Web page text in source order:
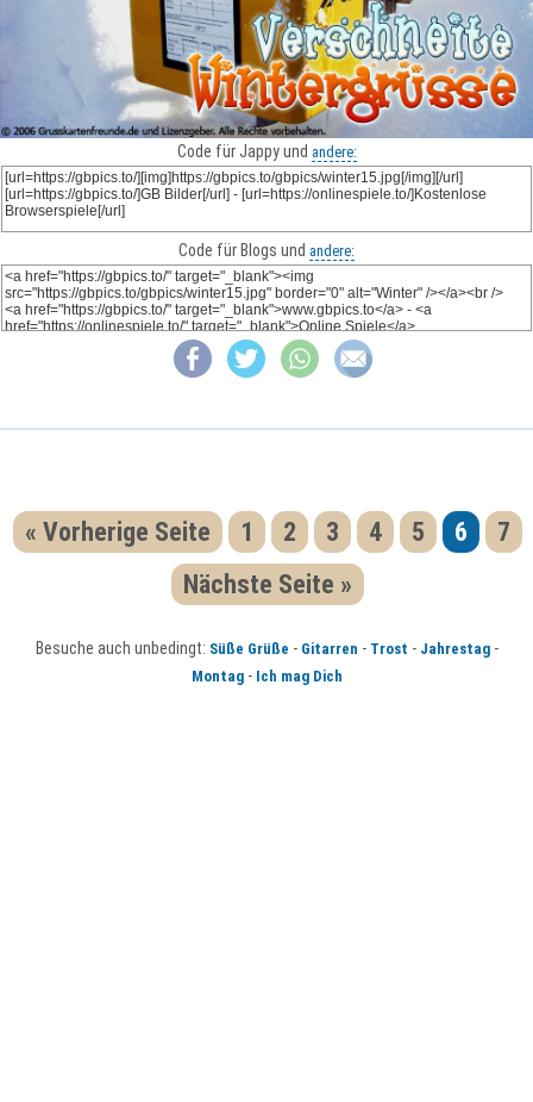
Code für Jappy und andere:
Code für Blogs und andere:
« Vorherige Seite 1 2 3 4 5 6
7
Nächste Seite »
Besuche auch unbedingt: Süße Grüße - Gitarren - Trost - Jahrestag-
Montag- Ich mag Dich